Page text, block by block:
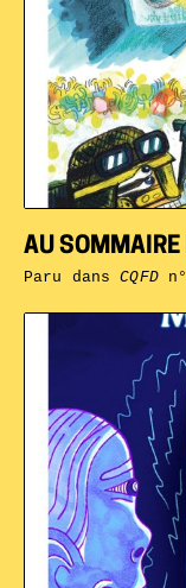
AU SOMMAIRE
Paru dansCQFD